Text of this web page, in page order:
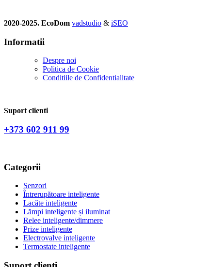
2020-2025. EcoDom vadstudio & iSEO
Informatii
Despre noi
Politica de Сookie
Conditiile de Confidentialitate
Suport clienti
+373 602 911 99
Categorii
Senzori
Întrerupătoare inteligente
Lacăte inteligente
Lămpi inteligente și iluminat
Relee inteligente/dimmere
Prize inteligente
Electrovalve inteligente
Termostate inteligente